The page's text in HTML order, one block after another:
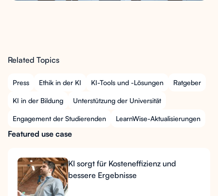
Related Topics
Press Ethik in der KI KI-Tools und -Lösungen Ratgeber
KI in der Bildung Unterstützung der Universität
Engagement der Studierenden LearnWise-Aktualisierungen
Featured use case
KI sorgt für Kosteneffizienz und
bessere Ergebnisse